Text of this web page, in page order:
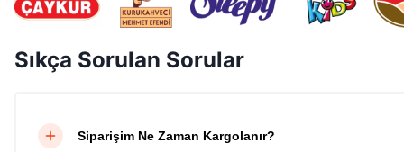
Sıkça Sorulan Sorular
Siparişim Ne Zaman Kargolanır?